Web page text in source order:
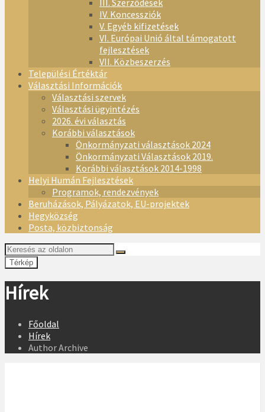
III. Szerződések
IV. Koncessziók
V. Egyéb kifizetések
VI. Európai Unió által támogatott
fejlesztések
VII. Közbeszerzés
Települési Értéktár
Választási Információk
Választási szervek
Választási ügyintézés
2026. évi választás
Korábbi választások
Önkormányzati választások 2024
Önkormányzati Választások 2019.
Korábbi választások 2014-1998
Helyi Humán Fejlesztések
Programok, rendezvények
Beruházások, Pályázatok, EU-projektek
Hegyközség
Posta, közbiztonság
Térkép
Hírek
Főoldal
Hírek
Author Archive